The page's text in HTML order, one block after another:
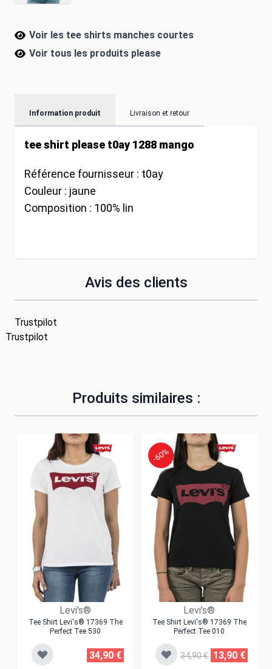
Voir les tee shirts manches courtes
Voir tous les produits please
Information produit Livraison et retour
tee shirt please t0ay 1288 mango
Référence fournisseur : t0ay
Couleur : jaune
Composition : 100% lin
Avis des clients
Trustpilot
Trustpilot
Produits similaires :
Levi's®
Tee Shirt Levi's® 17369 The
Perfect Tee 530
34,90 €
Levi's®
Tee Shirt Levi's® 17369 The
Perfect Tee 010
-60%
34,90 € 13,90 €